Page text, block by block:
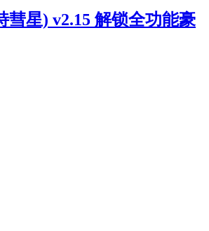
彗星) v2.15 解锁全功能豪